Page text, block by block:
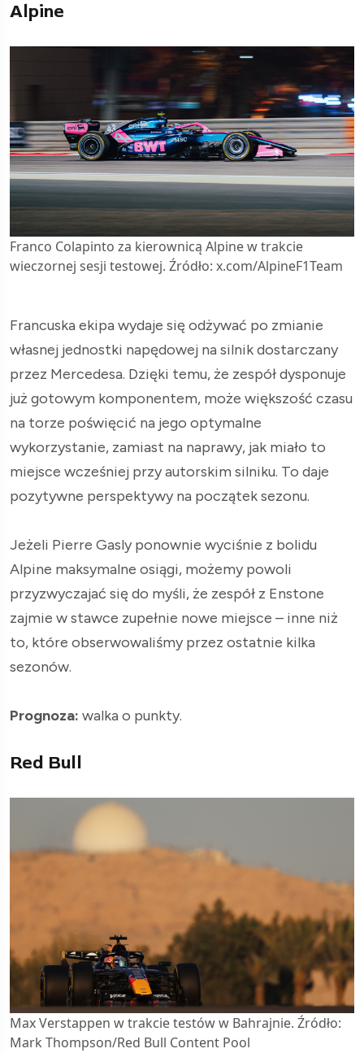
Alpine
Franco Colapinto za kierownicą Alpine w trakcie
wieczornej sesji testowej. Źródło: x.com/AlpineF1Team
Francuska ekipa wydaje się odżywać po zmianie
własnej jednostki napędowej na silnik dostarczany
przez Mercedesa. Dzięki temu, że zespół dysponuje
już gotowym komponentem, może większość czasu
na torze poświęcić na jego optymalne
wykorzystanie, zamiast na naprawy, jak miało to
miejsce wcześniej przy autorskim silniku. To daje
pozytywne perspektywy na początek sezonu.
Jeżeli Pierre Gasly ponownie wyciśnie z bolidu
Alpine maksymalne osiągi, możemy powoli
przyzwyczajać się do myśli, że zespół z Enstone
zajmie w stawce zupełnie nowe miejsce – inne niż
to, które obserwowaliśmy przez ostatnie kilka
sezonów.
Prognoza: walka o punkty.
Red Bull
Max Verstappen w trakcie testów w Bahrajnie. Źródło:
Mark Thompson/Red Bull Content Pool